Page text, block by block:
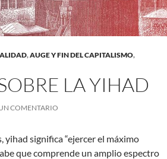
,AUGE Y FIN DEL CAPITALISMO,
LA YIHAD
COMENTARIO
yihad significa “ejercer el máximo
que comprende un amplio espectro